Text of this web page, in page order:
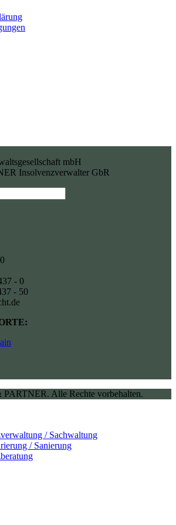
mbH
Insolvenzverwalter GbR
- 0
- 50
Alle Rechte vorbehalten.
/ Sachwaltung
/ Sanierung